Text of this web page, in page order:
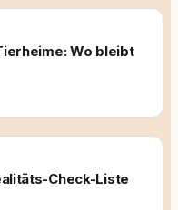
Wo bleibt
Check-Liste